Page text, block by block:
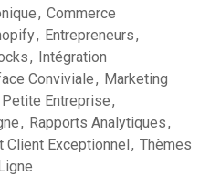
, Commerce
, Entrepreneurs,
, Intégration
Conviviale, Marketing
Petite Entreprise,
, Rapports Analytiques,
Client Exceptionnel, Thèmes